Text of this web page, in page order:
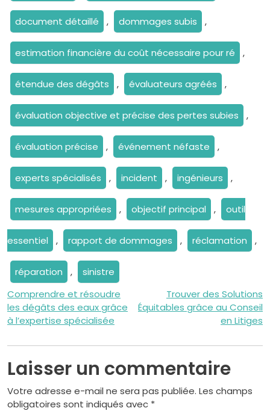
document détaillé , dommages subis ,
estimation financière du coût nécessaire pour ré ,
étendue des dégâts , évaluateurs agréés ,
évaluation objective et précise des pertes subies ,
évaluation précise , événement néfaste ,
experts spécialisés , incident , ingénieurs ,
mesures appropriées , objectif principal , outil
essentiel , rapport de dommages , réclamation ,
réparation , sinistre
Navigation
de
l’article
Comprendre et résoudre
les dégâts des eaux grâce
à l’expertise spécialisée
Trouver des Solutions
Équitables grâce au Conseil
en Litiges
Laisser un commentaire
Votre adresse e-mail ne sera pas publiée. Les champs
obligatoires sont indiqués avec *